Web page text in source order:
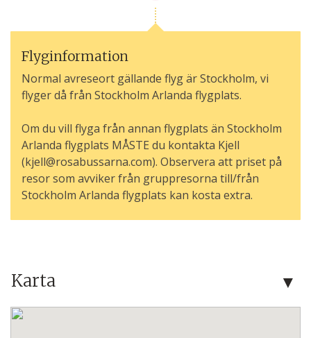
Flyginformation
Normal avreseort gällande flyg är Stockholm, vi
flyger då från Stockholm Arlanda flygplats.
Om du vill flyga från annan flygplats än Stockholm
Arlanda flygplats MÅSTE du kontakta Kjell
(kjell@rosabussarna.com). Observera att priset på
resor som avviker från gruppresorna till/från
Stockholm Arlanda flygplats kan kosta extra.
Karta